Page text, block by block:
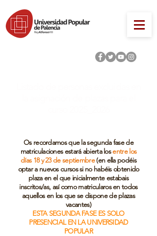
Os recordamos que la segunda fase de
matriculaciones estará abierta losentre los
días 18 y 23 de septiembre(en ella podéis
optar a nuevos cursos si no habéis obtenido
plaza en el que inicialmente estabais
inscritos/as, así como matricularos en todos
aquellos en los que se dispone de plazas
vacantes)
ESTA SEGUNDA FASE ES SOLO
PRESENCIAL EN LA UNIVERSIDAD
POPULAR